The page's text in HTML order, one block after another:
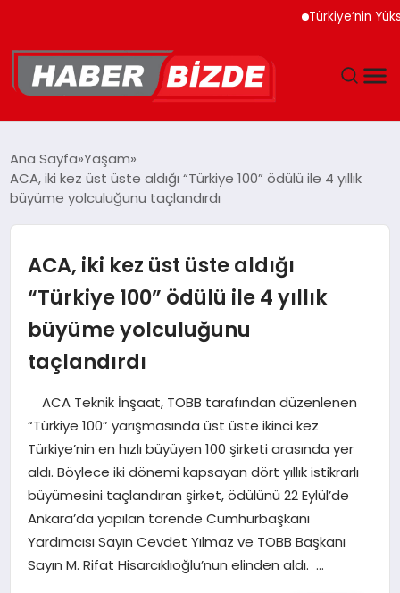
Türkiye’nin Yüksek
YAŞAM
MAGAZIN
SPOR
TEKNOLOJI
Ana Sayfa Yaşam
ACA, iki kez üst üste aldığı “Türkiye 100” ödülü ile 4 yıllık
büyüme yolculuğunu taçlandırdı
ACA, iki kez üst üste aldığı
“Türkiye 100” ödülü ile 4 yıllık
büyüme yolculuğunu
taçlandırdı
ACA Teknik İnşaat, TOBB tarafından düzenlenen
“Türkiye 100” yarışmasında üst üste ikinci kez
Türkiye’nin en hızlı büyüyen 100 şirketi arasında yer
aldı. Böylece iki dönemi kapsayan dört yıllık istikrarlı
büyümesini taçlandıran şirket, ödülünü 22 Eylül’de
Ankara’da yapılan törende Cumhurbaşkanı
Yardımcısı Sayın Cevdet Yılmaz ve TOBB Başkanı
Sayın M. Rifat Hisarcıklıoğlu’nun elinden aldı. …